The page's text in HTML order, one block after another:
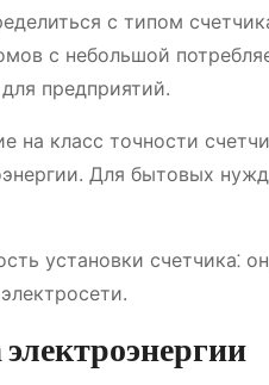
с типом
с небольшой
предприятий.
на класс точности
Для бытовых
установки